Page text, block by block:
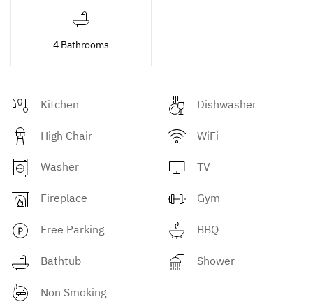
4 Bathrooms
Kitchen Dishwasher
High Chair WiFi
Washer TV
Fireplace Gym
Free Parking BBQ
Bathtub Shower
Non Smoking